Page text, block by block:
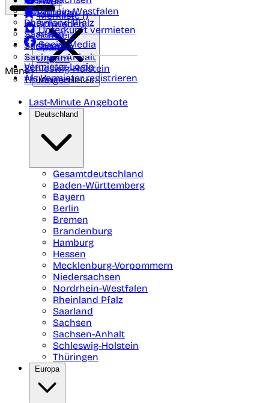
Nordrhein-Westfalen
Rheinland Pfalz
Saarland
Sachsen
Sachsen-Anhalt
Schleswig-Holstein
Thüringen
Portugal
Schweden
Schweiz
Spanien
Ungarn
Merkliste ()
Unterkunft vermieten
Social Media
Vermieter-Login
Als Vermieter registrieren
Menü
Menü schließen
Last-Minute Angebote
Deutschland
Gesamtdeutschland
Baden-Württemberg
Bayern
Berlin
Bremen
Brandenburg
Hamburg
Hessen
Mecklenburg-Vorpommern
Niedersachsen
Nordrhein-Westfalen
Rheinland Pfalz
Saarland
Sachsen
Sachsen-Anhalt
Schleswig-Holstein
Thüringen
Europa